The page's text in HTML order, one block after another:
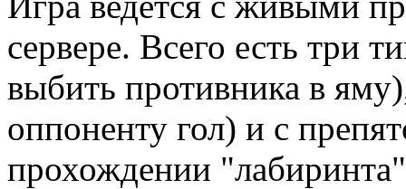
сервере. Всего есть три
выбить противника в
оппоненту гол) и с
прохождении